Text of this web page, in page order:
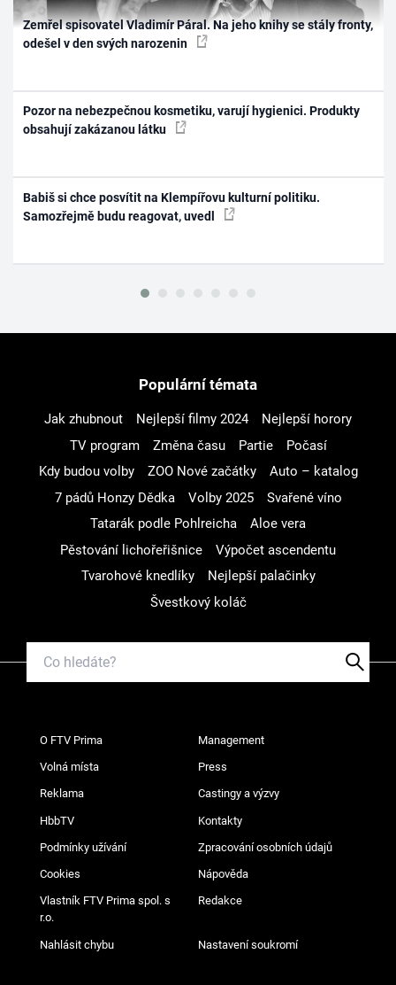
Zemřel spisovatel Vladimír Páral. Na jeho knihy se stály fronty,
odešel v den svých narozenin
Pozor na nebezpečnou kosmetiku, varují hygienici. Produkty
obsahují zakázanou látku
Babiš si chce posvítit na Klempířovu kulturní politiku.
Samozřejmě budu reagovat, uvedl
Populární témata
Jak zhubnout Nejlepší filmy 2024
Nejlepší horory
TV program
Změna času Partie
Počasí
Kdy budou volby
ZOO Nové začátky
Auto – katalog
7 pádů Honzy Dědka
Volby 2025
Svařené víno
Tatarák podle Pohlreicha
Aloe vera
Pěstování lichořeřišnice
Výpočet ascendentu
Tvarohové knedlíky
Nejlepší palačinky
Švestkový koláč
O FTV Prima Management
Volná místa Press
Reklama Castingy a výzvy
HbbTV Kontakty
Podmínky užívání Zpracování osobních údajů
Cookies Nápověda
Vlastník FTV Prima spol. s
r.o.
Redakce
Nahlásit chybu Nastavení soukromí